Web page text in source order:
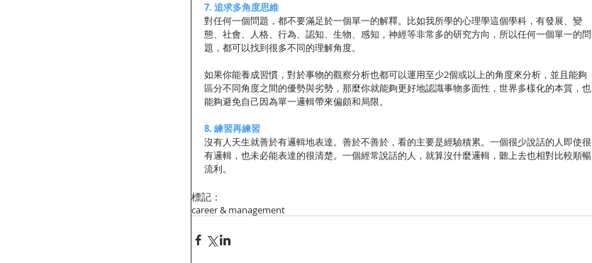
7. 追求多角度思維
對任何一個問題，都不要滿足於一個單一的解釋。比如我所學的心理學這個學科，有發展、變
態、社會、人格、行為、認知、生物、感知，神經等非常多的研究方向，所以任何一個單一的問
題，都可以找到很多不同的理解角度。
如果你能養成習慣，對於事物的觀察分析也都可以運用至少2個或以上的角度來分析，並且能夠
區分不同角度之間的優勢與劣勢，那麼你就能夠更好地認識事物多面性，世界多樣化的本質，也
能夠避免自己因為單一邏輯帶來偏頗和局限。
8. 練習再練習
沒有人天生就善於有邏輯地表達。善於不善於，看的主要是經驗積累。一個很少說話的人即使很
有邏輯，也未必能表達的很清楚。一個經常說話的人，就算沒什麼邏輯，聽上去也相對比較順暢
流利。
標記：
career & management